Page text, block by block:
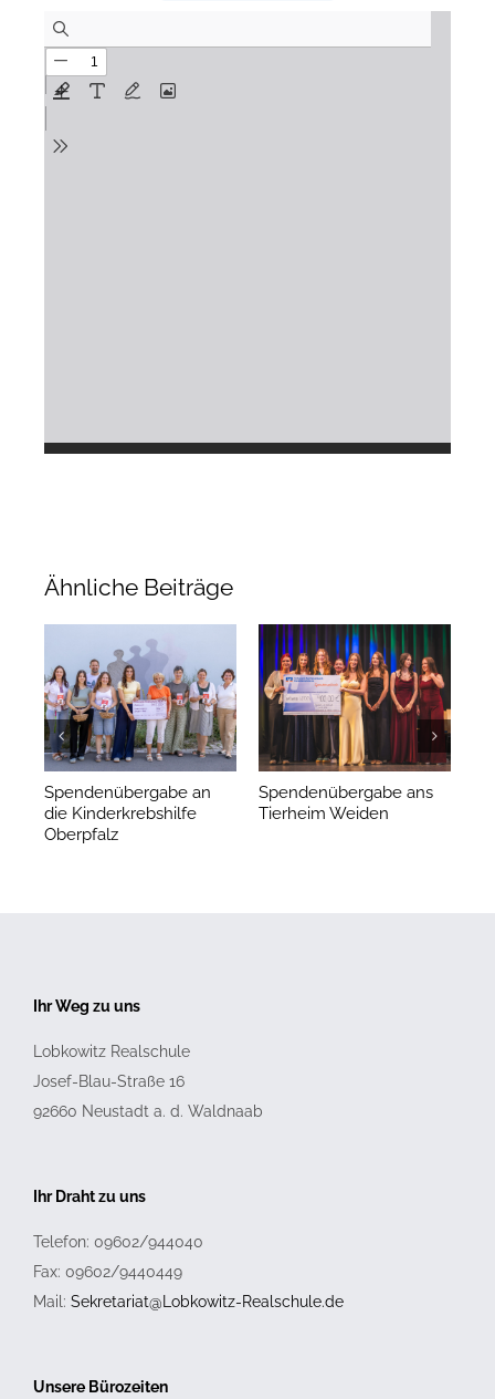
Ähnliche Beiträge
Spendenübergabe an
die Kinderkrebshilfe
Oberpfalz
Spendenübergabe ans
Tierheim Weiden
Ihr Weg zu uns
Lobkowitz Realschule
Josef-Blau-Straße 16
92660 Neustadt a. d. Waldnaab
Ihr Draht zu uns
Telefon: 09602/944040
Fax: 09602/9440449
Mail: Sekretariat@Lobkowitz-Realschule.de
Unsere Bürozeiten